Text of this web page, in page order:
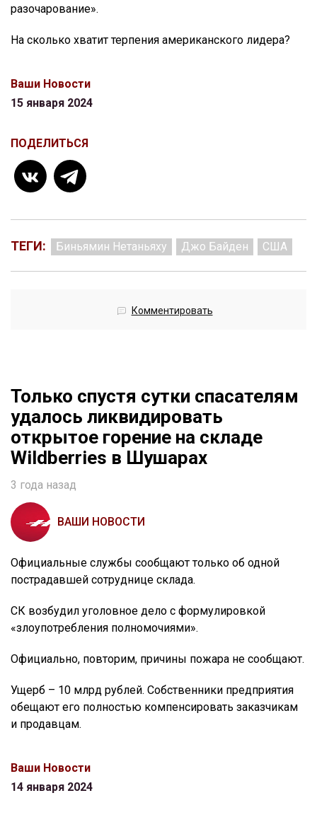
разочарование».
На сколько хватит терпения американского лидера?
Ваши Новости
15 января 2024
ПОДЕЛИТЬСЯ
ТЕГИ: Биньямин Нетаньяху Джо Байден США
Комментировать
Только спустя сутки спасателям
удалось ликвидировать
открытое горение на складе
Wildberries в Шушарах
3 года назад
ВАШИ НОВОСТИ
Официальные службы сообщают только об одной
пострадавшей сотруднице склада.
СК возбудил уголовное дело с формулировкой
«злоупотребления полномочиями».
Официально, повторим, причины пожара не сообщают.
Ущерб – 10 млрд рублей. Собственники предприятия
обещают его полностью компенсировать заказчикам
и продавцам.
Ваши Новости
14 января 2024